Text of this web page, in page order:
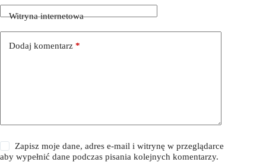
Witryna internetowa
Dodaj komentarz *
Zapisz moje dane, adres e-mail i witrynę w przeglądarce
aby wypełnić dane podczas pisania kolejnych komentarzy.